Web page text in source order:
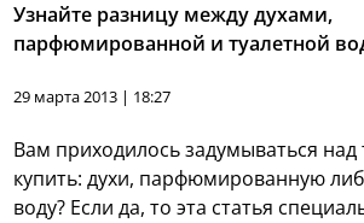
Узнайте разницу между духами,
парфюмированной и туалетной
29 марта 2013 | 18:27
Вам приходилось задумываться над
купить: духи, парфюмированную
воду? Если да, то эта статья